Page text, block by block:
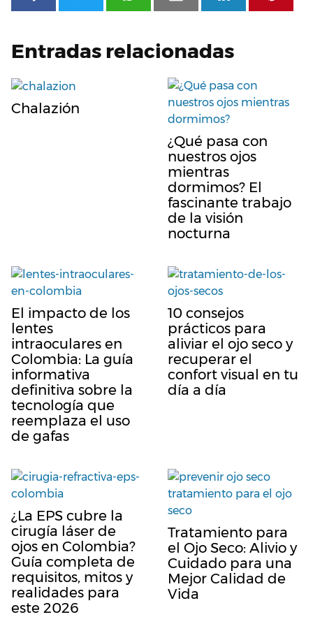
Entradas relacionadas
Chalazión
¿Qué pasa con
nuestros ojos
mientras
dormimos? El
fascinante trabajo
de la visión
nocturna
El impacto de los
lentes
intraoculares en
Colombia: La guía
informativa
definitiva sobre la
tecnología que
reemplaza el uso
de gafas
10 consejos
prácticos para
aliviar el ojo seco y
recuperar el
confort visual en tu
día a día
¿La EPS cubre la
cirugía láser de
ojos en Colombia?
Guía completa de
requisitos, mitos y
realidades para
este 2026
Tratamiento para
el Ojo Seco: Alivio y
Cuidado para una
Mejor Calidad de
Vida